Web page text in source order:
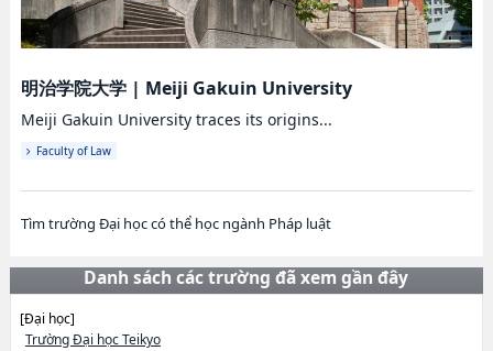
明治学院大学| Meiji Gakuin University
Meiji Gakuin University traces its origins...
Faculty of Law
Tìm trường Đại học có thể học ngành Pháp luật
Danh sách các trường đã xem gần đây
[Đại học]
Trường Đại học Teikyo